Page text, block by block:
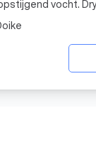
KMO met een meewerkende